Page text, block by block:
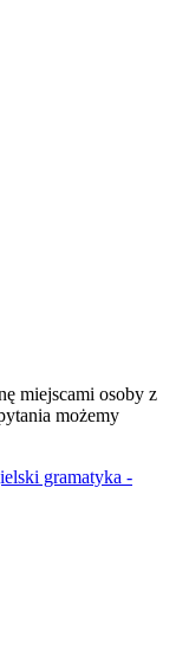
miejscami osoby z
możemy